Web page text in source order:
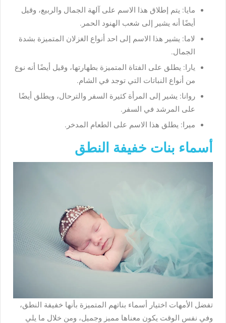
مايا: يتم إطلاق هذا الاسم على آلهة الجمال والربيع، وقيل
أيضًا أنه يشير إلى شعب الهنود الحمر.
لاما: يشير هذا الاسم إلى احد أنواع الغزلان المتميزة بشدة
الجمال.
يارا: يطلق على الفتاة المتميزة بطهارتها، وقيل أيضًا أنه نوع
من أنواع النباتات التي توجد في الشام.
روانا: يشير إلى المرأة كثيرة السفر والترحال، ويطلق أيضًا
على المرشد في السفر.
ميرا: يطلق هذا الاسم على الطعام المدخر.
أسماء بنات خفيفة النطق
تفضل الأمهات اختيار أسماء بناتهم المتميزة بأنها خفيفة النطق،
وفي نفس الوقت يكون معناها مميز وجميل، ومن خلال ما يلي